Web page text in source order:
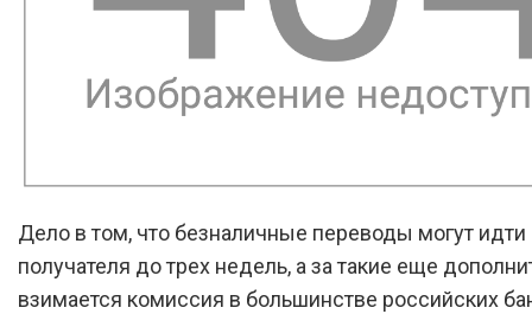
Дело в том, что безналичные переводы могут идти
получателя до трех недель, а за такие еще
взимается комиссия в большинстве российских